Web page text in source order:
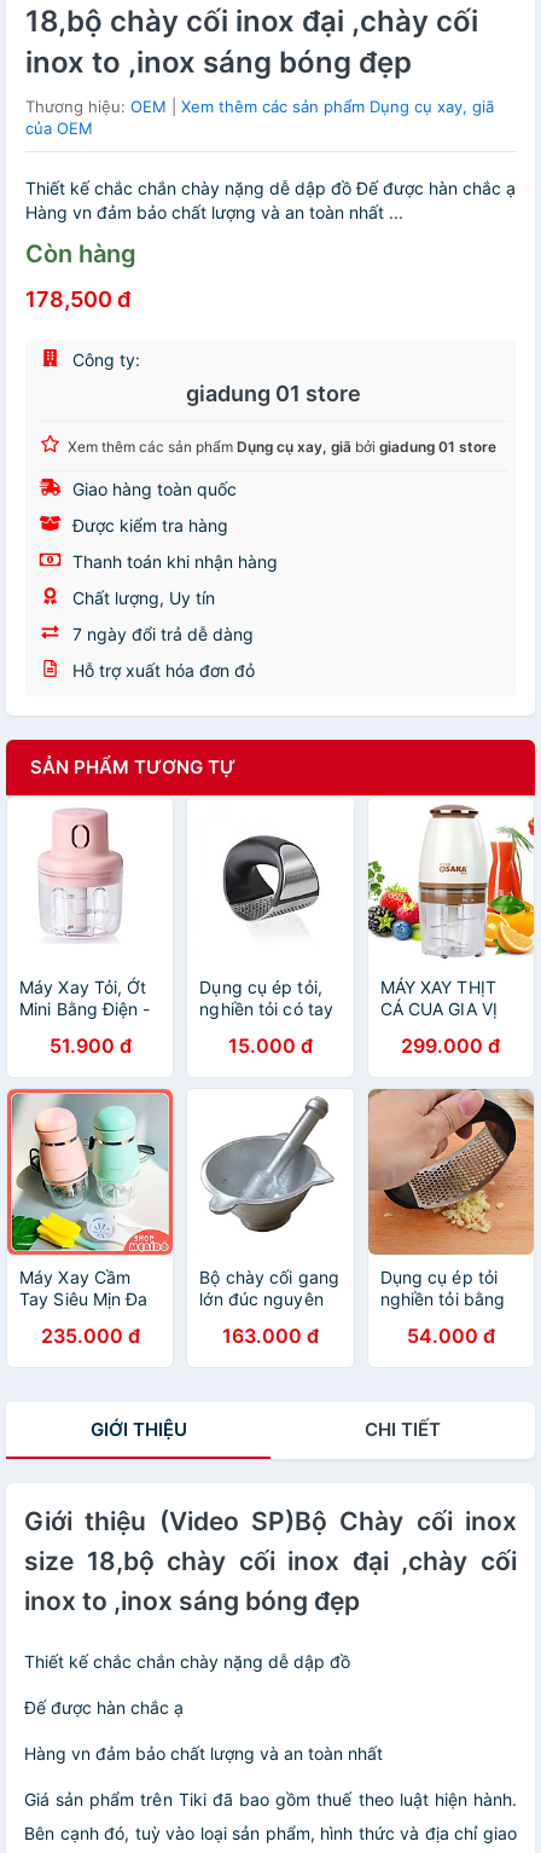
18,bộ chày cối inox đại ,chày cối
inox to ,inox sáng bóng đẹp
Thương hiệu: OEM
Xem thêm các sản phẩm Dụng cụ xay, giã
của OEM
Thiết kế chắc chắn chày nặng dễ dập đồ Đế được hàn chắc ạ
Hàng vn đảm bảo chất lượng và an toàn nhất ...
Còn hàng
178,500 đ
Công ty:
giadung 01 store
Xem thêm các sản phẩm Dụng cụ xay, giã bởi giadung 01 store
Giao hàng toàn quốc
Được kiểm tra hàng
Thanh toán khi nhận hàng
Chất lượng, Uy tín
7 ngày đổi trả dễ dàng
Hỗ trợ xuất hóa đơn đỏ
SẢN PHẨM TƯƠNG TỰ
Máy Xay Tỏi, Ớt
Mini Bằng Điện -
51.900 đ
Dụng cụ ép tỏi,
nghiền tỏi có tay
15.000 đ
MÁY XAY THỊT
CÁ CUA GIA VỊ
NĂNG HÀNG
NHẬT
299.000 đ
Máy Xay Cầm
Tay Siêu Mịn Đa
Hattiecs Bản 6
lưỡi 2021
235.000 đ
Bộ chày cối gang
lớn đúc nguyên
loại 1- size 20
cm, nặng 1.3 kg
163.000 đ
Dụng cụ ép tỏi
nghiền tỏi bằng
tay cầm tiện lợi
54.000 đ
GIỚI THIỆU CHI TIẾT
Giới thiệu (Video SP)Bộ Chày cối inox
size 18,bộ chày cối inox đại ,chày cối
inox to ,inox sáng bóng đẹp
Thiết kế chắc chắn chày nặng dễ dập đồ
Đế được hàn chắc ạ
Hàng vn đảm bảo chất lượng và an toàn nhất
Giá sản phẩm trên Tiki đã bao gồm thuế theo luật hiện hành.
Bên cạnh đó, tuỳ vào loại sản phẩm, hình thức và địa chỉ giao